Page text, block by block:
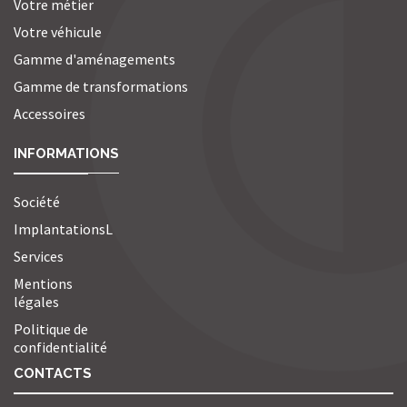
Votre métier
Votre véhicule
Gamme d'aménagements
Gamme de transformations
Accessoires
INFORMATIONS
Société
ImplantationsL
Services
Mentions
légales
Politique de
confidentialité
CONTACTS